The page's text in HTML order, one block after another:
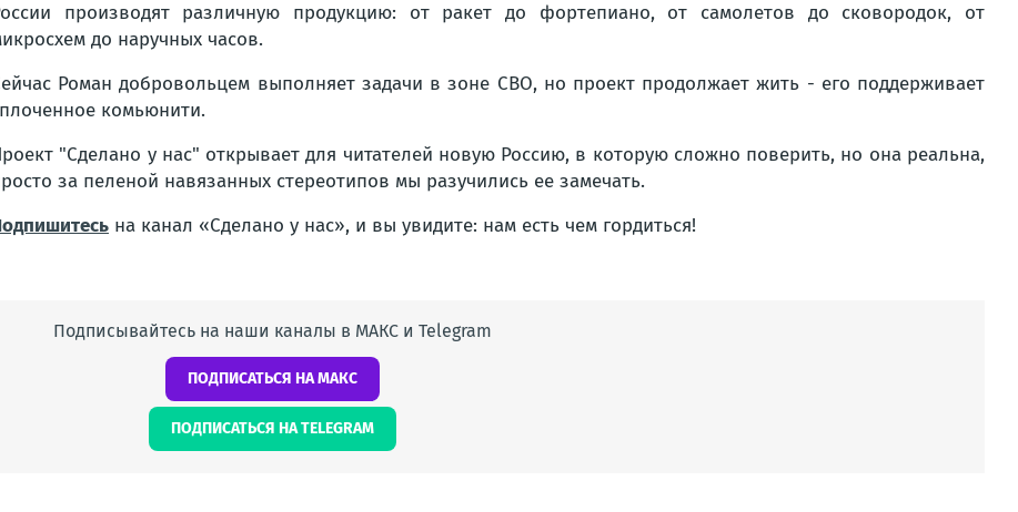
производят различную продукцию: от ракет до фортепиано, от самолетов до сковородок, от
до наручных часов.
Роман добровольцем выполняет задачи в зоне СВО, но проект продолжает жить - его поддерживает
комьюнити.
"Сделано у нас" открывает для читателей новую Россию, в которую сложно поверить, но она реальна,
за пеленой навязанных стереотипов мы разучились ее замечать.
на канал «Сделано у нас», и вы увидите: нам есть чем гордиться!
Подписывайтесь на наши каналы в МАКС и Telegram
ПОДПИСАТЬСЯ НА МАКС
ПОДПИСАТЬСЯ НА TELEGRAM